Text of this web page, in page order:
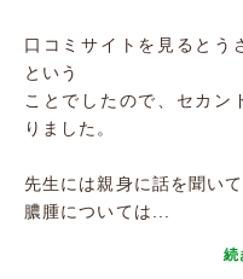
口コミサイトを見るとう
という
ことでしたので、セカン
りました。
先生には親身に話を聞いて
膿腫については...
続